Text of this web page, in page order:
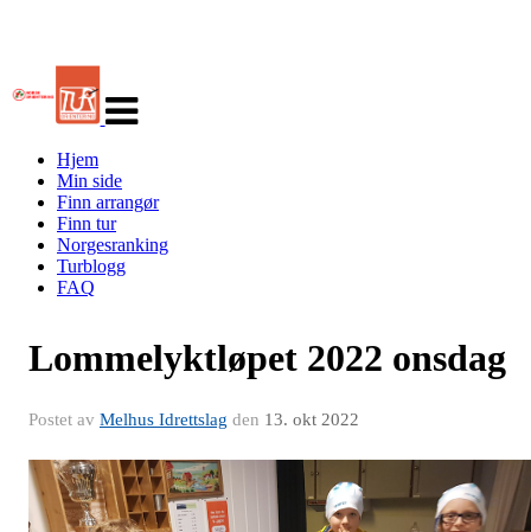
navigasjon
Hjem
Min side
Finn arrangør
Finn tur
Norgesranking
Turblogg
FAQ
Lommelyktløpet 2022 onsdag
Postet av Melhus Idrettslag den 13. okt 2022